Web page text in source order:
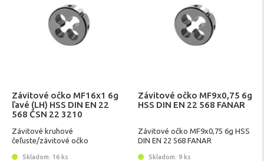
Závitové očko MF16x1 6g
ľavé (LH) HSS DIN EN 22
568 ČSN 22 3210
Závitové kruhové
čeľuste/závitové očko
Skladom: 16 ks
Závitové očko MF9x0,75 6g
HSS DIN EN 22 568 FANAR
Závitové očko MF9x0,75 6g HSS
DIN EN 22 568 FANAR
Skladom: 9 ks